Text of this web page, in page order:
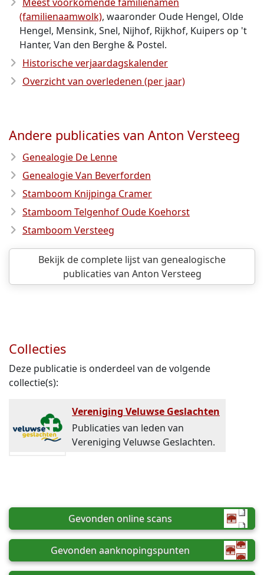
(familienaamwolk), waaronder Oude Hengel, Olde
Hengel, Mensink, Snel, Nijhof, Rijkhof, Kuipers op 't
Hanter, Van den Berghe & Postel.
Historische verjaardagskalender
Overzicht van overledenen (per jaar)
Andere publicaties van Anton Versteeg
Genealogie De Lenne
Genealogie Van Beverforden
Stamboom Knijpinga Cramer
Stamboom Telgenhof Oude Koehorst
Stamboom Versteeg
Bekijk de complete lijst van genealogische
publicaties van Anton Versteeg
Collecties
Deze publicatie is onderdeel van de volgende
collectie(s):
Vereniging Veluwse Geslachten
Publicaties van leden van
Vereniging Veluwse Geslachten.
Gevonden online scans
Gevonden aanknopingspunten